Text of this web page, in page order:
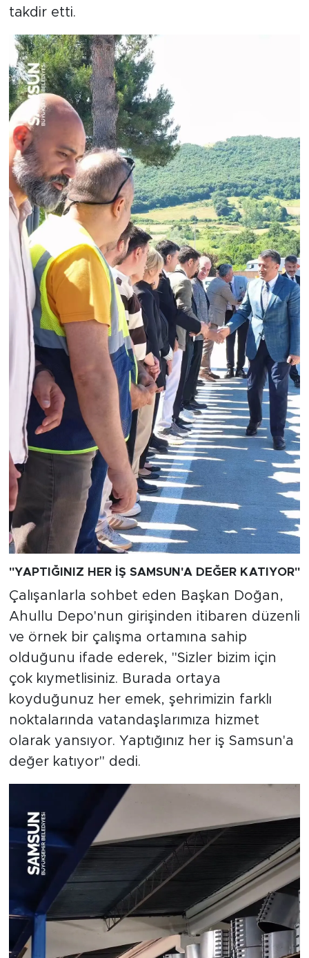
takdir etti.
"YAPTIĞINIZ HER İŞ SAMSUN'A DEĞER KATIYOR"
Çalışanlarla sohbet eden Başkan Doğan,
Ahullu Depo'nun girişinden itibaren düzenli
ve örnek bir çalışma ortamına sahip
olduğunu ifade ederek, "Sizler bizim için
çok kıymetlisiniz. Burada ortaya
koyduğunuz her emek, şehrimizin farklı
noktalarında vatandaşlarımıza hizmet
olarak yansıyor. Yaptığınız her iş Samsun'a
değer katıyor" dedi.